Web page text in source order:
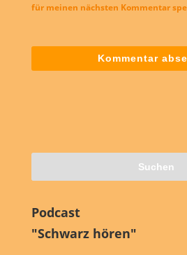
für meinen nächsten Kommentar
Podcast
"Schwarz hören"